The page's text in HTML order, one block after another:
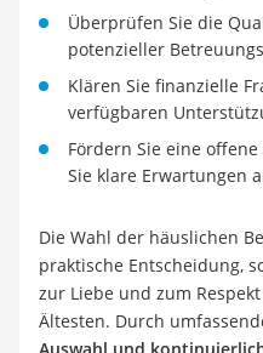
Überprüfen Sie die
potenzieller
Klären Sie finanzielle
verfügbaren
Fördern Sie eine
Sie klare Erwartungen
Die Wahl der häuslichen
praktische Entscheidung,
zur Liebe und zum
Ältesten. Durch